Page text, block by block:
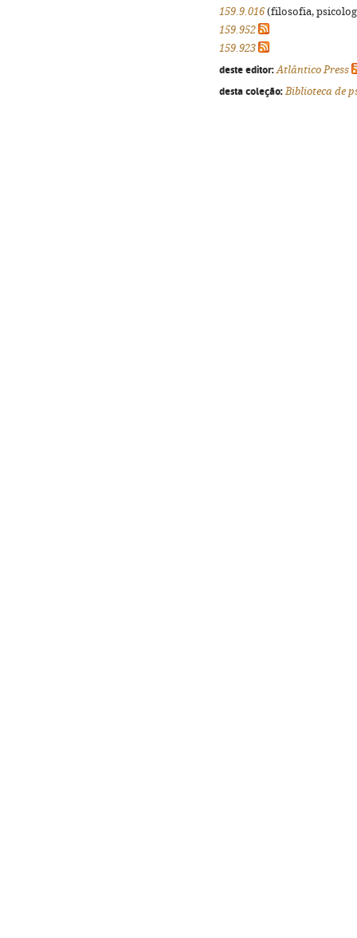
159.9.016(filosofia,
159.952
159.923
deste editor: Atlântico Press
desta coleção: Biblioteca de